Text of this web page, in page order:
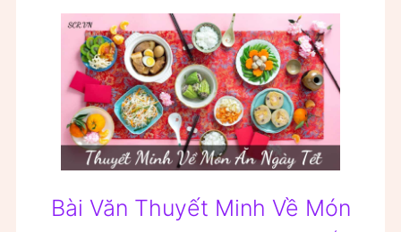
Bài Văn Thuyết Minh Về Món